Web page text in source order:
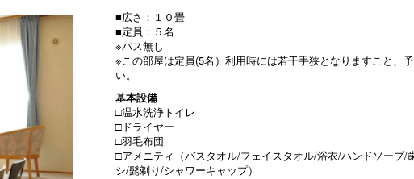
■広さ：１０畳
■定員：５名
※バス無し
※この部屋は定員(5名）利用時には若干手狭となりますこと、
い。
基本設備
□温水洗浄トイレ
□ドライヤー
□羽毛布団
□アメニティ（バスタオル/フェイスタオル/浴衣/ハンドソープ/
シ/髭剃り/シャワーキャップ）